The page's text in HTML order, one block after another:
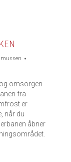
omsorgen
fra
er
når du
åbner